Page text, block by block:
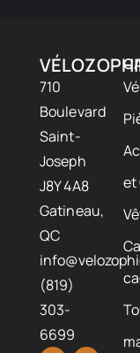
710
Boulevard
Saint-
Joseph
J8Y 4A8
Gatineau,
QC
(819)
303-
6699
et